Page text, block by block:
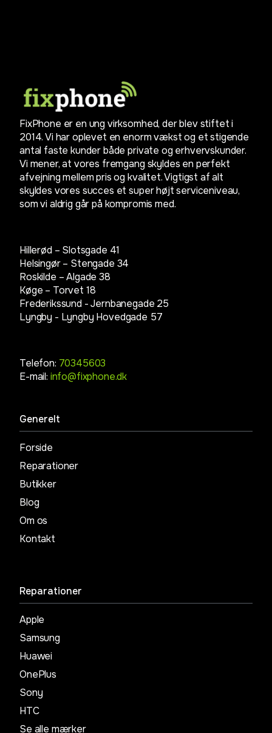
FixPhone er en ung virksomhed, der blev stiftet i
2014. Vi har oplevet en enorm vækst og et stigende
antal faste kunder både private og erhvervskunder.
Vi mener, at vores fremgang skyldes en perfekt
afvejning mellem pris og kvalitet. Vigtigst af alt
skyldes vores succes et super højt serviceniveau,
som vi aldrig går på kompromis med.
Hillerød – Slotsgade 41
Helsingør – Stengade 34
Roskilde – Algade 38
Køge – Torvet 18
Frederikssund - Jernbanegade 25
Lyngby - Lyngby Hovedgade 57
Telefon: 70345603
E-mail: info@fixphone.dk
Generelt
Forside
Reparationer
Butikker
Blog
Om os
Kontakt
Reparationer
Apple
Samsung
Huawei
OnePlus
Sony
HTC
Se alle mærker